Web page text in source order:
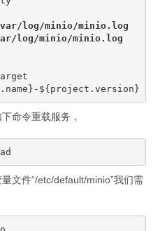
log/minio/minio.log
log/minio/minio.log
命令重载服务，
文件“/etc/default/minio”我们需